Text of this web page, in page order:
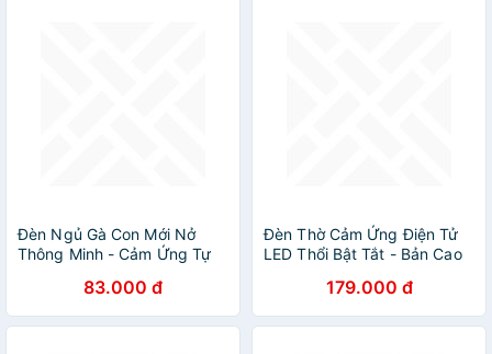
Đèn Ngủ Gà Con Mới Nở
Thông Minh - Cảm Ứng Tự
Chính Hãng MINIIN
83.000 đ
Đèn Thờ Cảm Ứng Điện Tử
LED Thổi Bật Tắt - Bản Cao
Kiệm Điện179.000 đ